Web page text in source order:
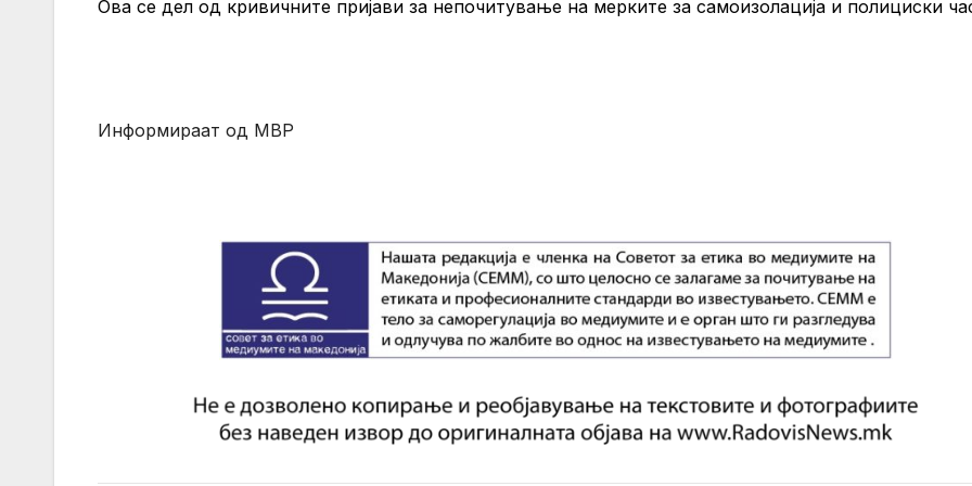
Ова се дел од кривичните пријави за непочитување на мерките за самоизолација и полициски
Информираат од МВР